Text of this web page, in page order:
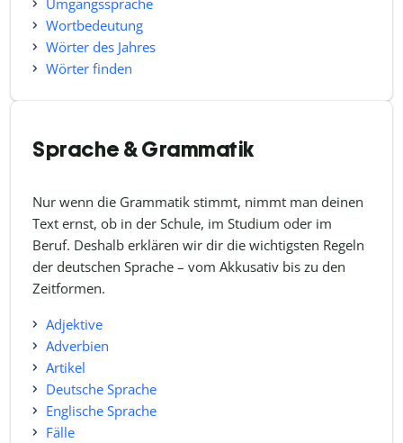
Umgangssprache
Wortbedeutung
Wörter des Jahres
Wörter finden
Sprache & Grammatik
Nur wenn die Grammatik stimmt, nimmt man deinen
Text ernst, ob in der Schule, im Studium oder im
Beruf. Deshalb erklären wir dir die wichtigsten Regeln
der deutschen Sprache – vom Akkusativ bis zu den
Zeitformen.
Adjektive
Adverbien
Artikel
Deutsche Sprache
Englische Sprache
Fälle